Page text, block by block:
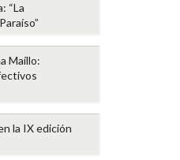
“La
Maíllo:
la IX edición